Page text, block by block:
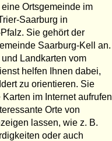
eine Ortsgemeinde im
Saarburg in
Sie gehört der
Saarburg-Kell an.
Landkarten vom
helfen Ihnen dabei,
zu orientieren. Sie
Karten im Internet aufrufen
Orte von
lassen, wie z. B.
oder auch